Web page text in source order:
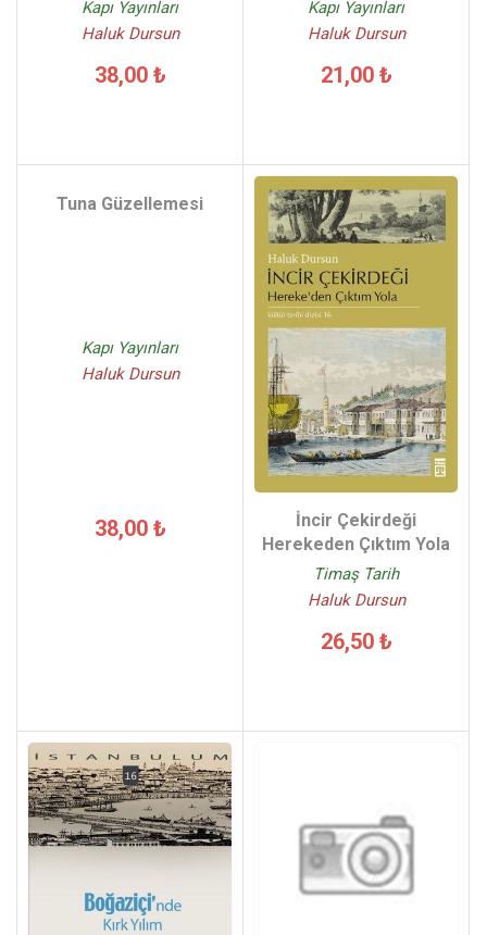
Kapı Yayınları
Haluk Dursun
38,00 ₺
Kapı Yayınları
Haluk Dursun
21,00 ₺
Tuna Güzellemesi
Kapı Yayınları
Haluk Dursun
38,00 ₺
İncir Çekirdeği
Herekeden Çıktım Yola
Timaş Tarih
Haluk Dursun
26,50 ₺